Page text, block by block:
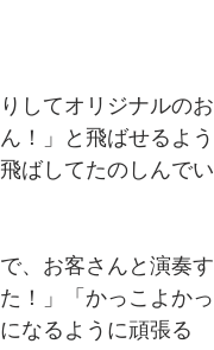
してオリジナルのお
！」と飛ばせるよう
ばしてたのしんでい
、お客さんと演奏す
！」「かっこよかっ
なるように頑張る